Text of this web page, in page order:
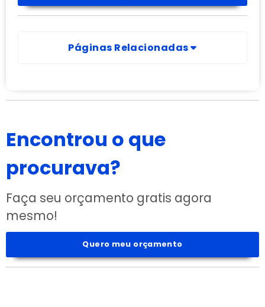
Páginas Relacionadas
Encontrou o que
procurava?
Faça seu orçamento gratis agora
mesmo!
Quero meu orçamento